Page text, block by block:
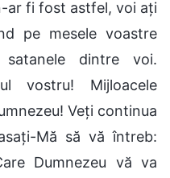
ar fi fost astfel, voi ați
pe mesele voastre
dintre voi.
vostru! Mijloacele
Veți continua
Mă să vă întreb:
Dumnezeu vă va